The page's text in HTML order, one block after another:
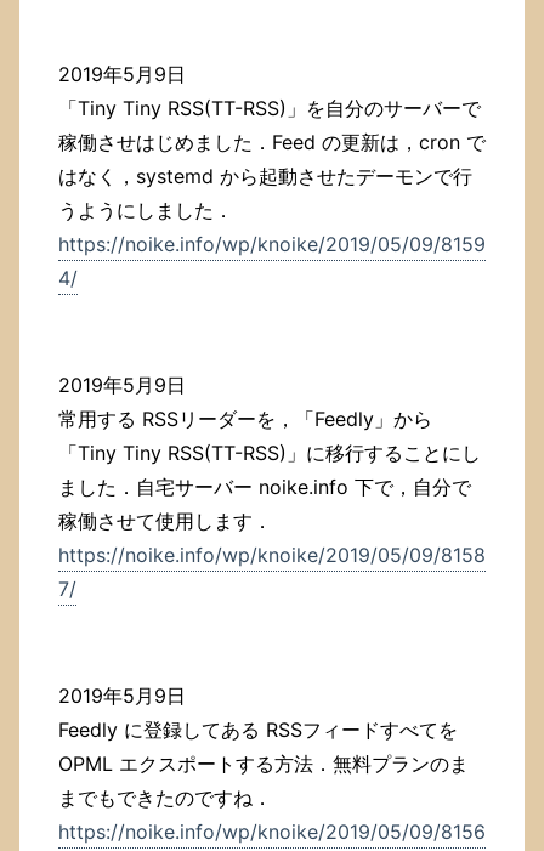
2019年5月9日
「Tiny Tiny RSS(TT-RSS)」を自分のサーバーで
稼働させはじめました．Feed の更新は，cron で
はなく，systemd から起動させたデーモンで行
うようにしました．
https://noike.info/wp/knoike/2019/05/09/8159
4/
2019年5月9日
常用する RSSリーダーを，「Feedly」から
「Tiny Tiny RSS(TT-RSS)」に移行することにし
ました．自宅サーバー noike.info 下で，自分で
稼働させて使用します．
https://noike.info/wp/knoike/2019/05/09/8158
7/
2019年5月9日
Feedly に登録してある RSSフィードすべてを
OPML エクスポートする方法．無料プランのま
までもできたのですね．
https://noike.info/wp/knoike/2019/05/09/8156